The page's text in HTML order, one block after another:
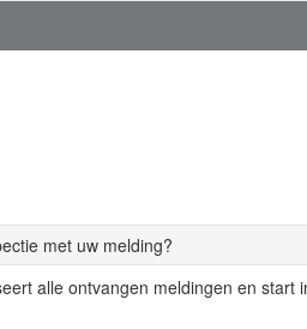
met uw melding?
alle ontvangen meldingen en